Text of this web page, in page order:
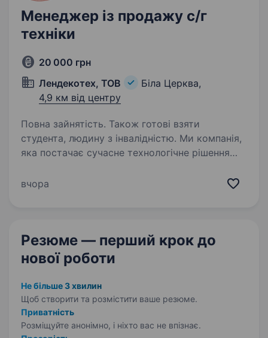
Менеджер із продажу с/г
техніки
20 000 грн
Лендекотех, ТОВ
Біла Церква,
4,9 км від центру
Повна зайнятість. Також готові взяти
студента, людину з інвалідністю. Ми компанія,
яка постачає сучасне технологічне рішення
зростаємо, тому шукаємо амбітного
вчора
Резюме — перший крок до
нової роботи
Не більше 3 хвилин
Щоб створити та розмістити ваше резюме.
Приватність
Розміщуйте анонімно, і ніхто вас не впізнає.